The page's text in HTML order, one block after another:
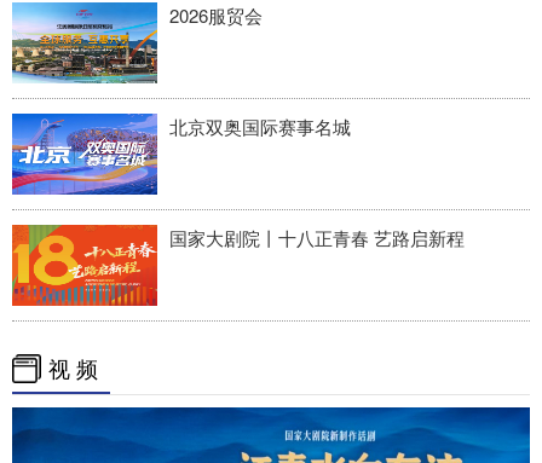
2026服贸会
北京双奥国际赛事名城
国家大剧院丨十八正青春 艺路启新程
视 频